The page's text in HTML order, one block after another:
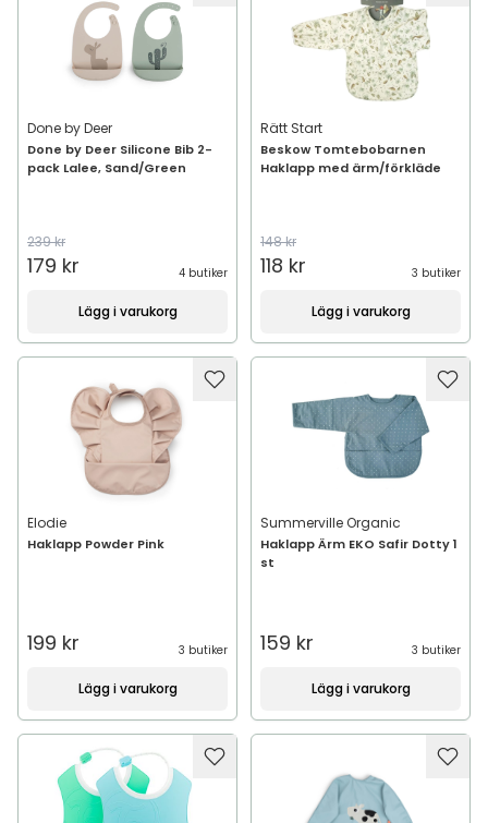
Done by Deer
Done by Deer Silicone Bib 2-
pack Lalee, Sand/Green
239 kr
179 kr 4 butiker
Lägg i varukorg
Rätt Start
Beskow Tomtebobarnen
Haklapp med ärm/förkläde
148 kr
118 kr 3 butiker
Lägg i varukorg
Elodie
Haklapp Powder Pink
199 kr 3 butiker
Lägg i varukorg
Summerville Organic
Haklapp Ärm EKO Safir Dotty 1
st
159 kr 3 butiker
Lägg i varukorg